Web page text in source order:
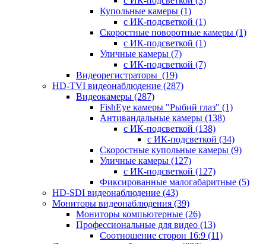
Купольные камеры (1)
с ИК-подсветкой (1)
Скоростные поворотные камеры (1)
с ИК-подсветкой (1)
Уличные камеры (7)
с ИК-подсветкой (7)
Видеорегистраторы (19)
HD-TVI видеонаблюдение (287)
Видеокамеры (287)
FishEye камеры "Рыбий глаз" (1)
Антивандальные камеры (138)
с ИК-подсветкой (138)
с ИК-подсветкой (34)
Скоростные купольные камеры (9)
Уличные камеры (127)
с ИК-подсветкой (127)
Фиксированные малогабаритные (5)
HD-SDI видеонаблюдение (43)
Мониторы видеонаблюдения (39)
Мониторы компьютерные (26)
Профессиональные для видео (13)
Соотношение сторон 16:9 (11)